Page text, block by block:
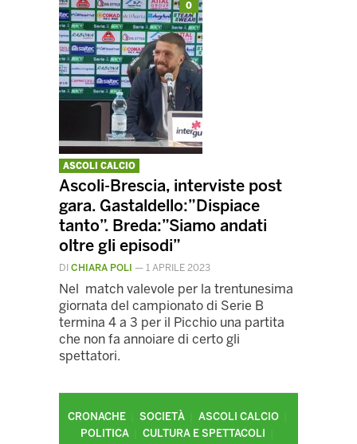
0
ASCOLI CALCIO
Ascoli-Brescia, interviste post
gara. Gastaldello:”Dispiace
tanto”. Breda:”Siamo andati
oltre gli episodi”
DI CHIARA POLI — 1 APRILE 2023
Nel match valevole per la trentunesima
giornata del campionato di Serie B
termina 4 a 3 per il Picchio una partita
che non fa annoiare di certo gli
spettatori.
CRONACHE SOCIETÀ
ASCOLI CALCIO
POLITICA
CULTURA E SPETTACOLI